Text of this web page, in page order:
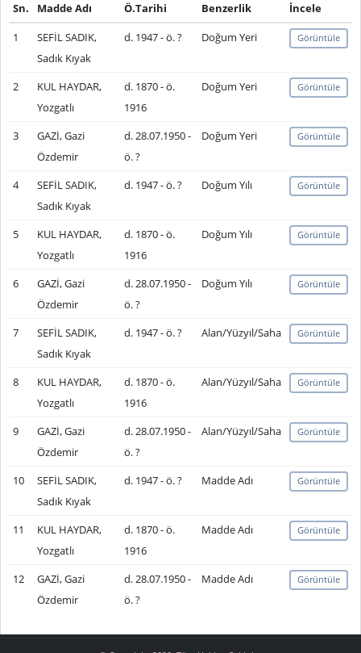
Sn. Madde Adı
Ö.Tarihi
Benzerlik
İncele
1
SEFİL SADIK,
Sadık Kıyak
d. 1947 - ö. ? Doğum Yeri Görüntüle
2
KUL HAYDAR,
Yozgatlı
d. 1870 - ö.
1916
Doğum Yeri Görüntüle
3
GAZİ, Gazi
Özdemir
d. 28.07.1950 -
ö. ?
Doğum Yeri Görüntüle
4
SEFİL SADIK,
Sadık Kıyak
d. 1947 - ö. ? Doğum Yılı Görüntüle
5
KUL HAYDAR,
Yozgatlı
d. 1870 - ö.
1916
Doğum Yılı Görüntüle
6
GAZİ, Gazi
Özdemir
d. 28.07.1950 -
ö. ?
Doğum Yılı Görüntüle
7
SEFİL SADIK,
Sadık Kıyak
d. 1947 - ö. ? Alan/Yüzyıl/Saha Görüntüle
8
KUL HAYDAR,
Yozgatlı
d. 1870 - ö.
1916
Alan/Yüzyıl/Saha Görüntüle
9
GAZİ, Gazi
Özdemir
d. 28.07.1950 -
ö. ?
Alan/Yüzyıl/Saha Görüntüle
10
SEFİL SADIK,
Sadık Kıyak
d. 1947 - ö. ? Madde Adı Görüntüle
11
KUL HAYDAR,
Yozgatlı
d. 1870 - ö.
1916
Madde Adı Görüntüle
12
GAZİ, Gazi
Özdemir
d. 28.07.1950 -
ö. ?
Madde Adı Görüntüle